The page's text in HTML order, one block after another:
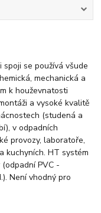
se používá všude
mechanická a
k houževnatosti
a vysoké kvalitě
(studená a
v odpadních
provozy, laboratoře,
kuchyních. HT systém
PVC -
Není vhodný pro